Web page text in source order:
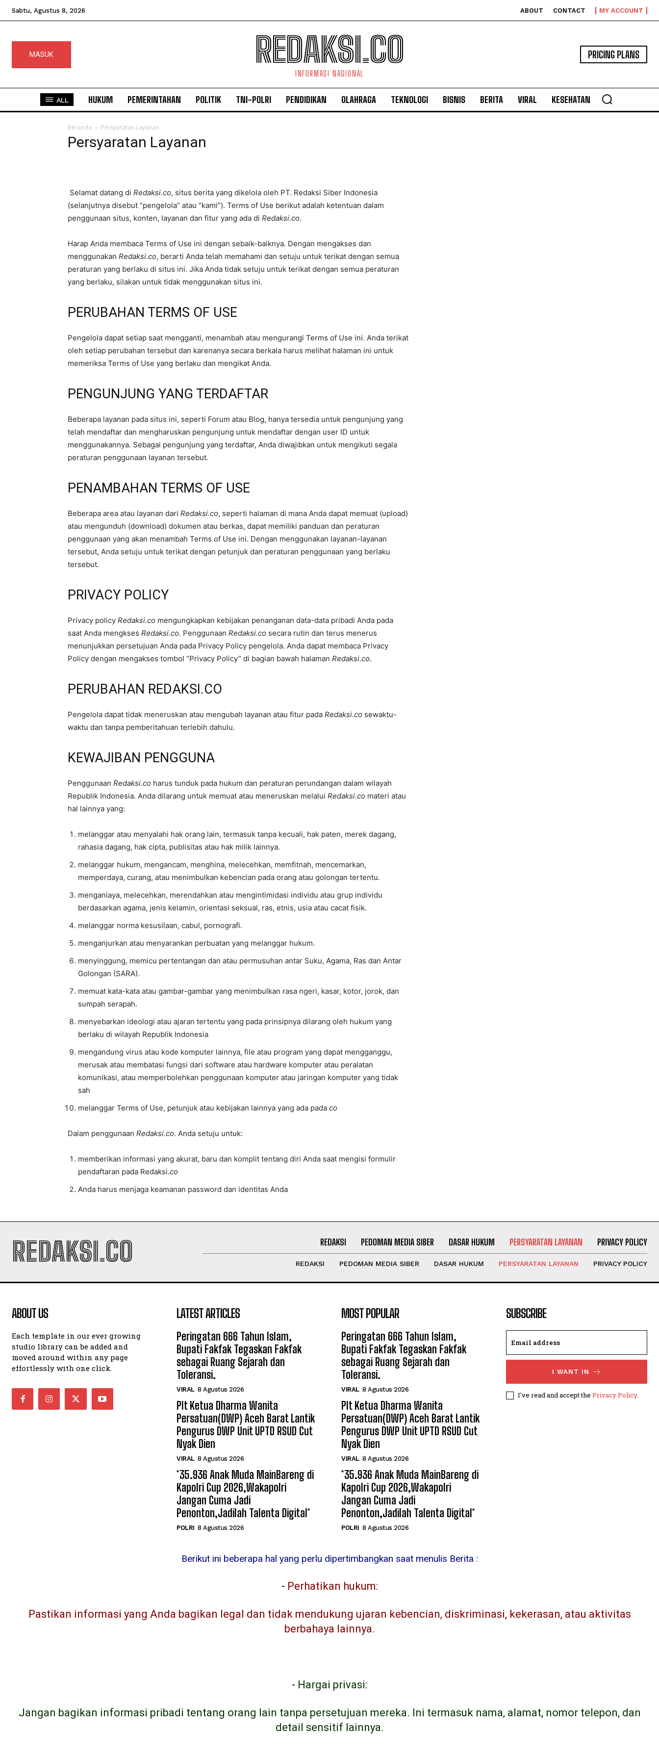
Sabtu, Agustus 8, 2026 ABOUT CONTACT MY ACCOUNT
MASUK REDAKSI.CO
INFORMASI NASIONAL
PRICING PLANS
ALL HUKUM PEMERINTAHAN POLITIK TNI-POLRI PENDIDIKAN OLAHRAGA TEKNOLOGI BISNIS BERITA VIRAL KESEHATAN
Beranda Persyaratan Layanan
Persyaratan Layanan
Selamat datang di Redaksi.co, situs berita yang dikelola oleh PT. Redaksi Siber Indonesia
(selanjutnya disebut “pengelola” atau “kami”). Terms of Use berikut adalah ketentuan dalam
penggunaan situs, konten, layanan dan fitur yang ada di Redaksi.co.
Harap Anda membaca Terms of Use ini dengan sebaik-baiknya. Dengan mengakses dan
menggunakan Redaksi.co, berarti Anda telah memahami dan setuju untuk terikat dengan semua
peraturan yang berlaku di situs ini. Jika Anda tidak setuju untuk terikat dengan semua peraturan
yang berlaku, silakan untuk tidak menggunakan situs ini.
PERUBAHAN TERMS OF USE
Pengelola dapat setiap saat mengganti, menambah atau mengurangi Terms of Use ini. Anda terikat
oleh setiap perubahan tersebut dan karenanya secara berkala harus melihat halaman ini untuk
memeriksa Terms of Use yang berlaku dan mengikat Anda.
PENGUNJUNG YANG TERDAFTAR
Beberapa layanan pada situs ini, seperti Forum atau Blog, hanya tersedia untuk pengunjung yang
telah mendaftar dan mengharuskan pengunjung untuk mendaftar dengan user ID untuk
menggunakannya. Sebagai pengunjung yang terdaftar, Anda diwajibkan untuk mengikuti segala
peraturan penggunaan layanan tersebut.
PENAMBAHAN TERMS OF USE
Beberapa area atau layanan dari Redaksi.co, seperti halaman di mana Anda dapat memuat (upload)
atau mengunduh (download) dokumen atau berkas, dapat memiliki panduan dan peraturan
penggunaan yang akan menambah Terms of Use ini. Dengan menggunakan layanan-layanan
tersebut, Anda setuju untuk terikat dengan petunjuk dan peraturan penggunaan yang berlaku
tersebut.
PRIVACY POLICY
Privacy policy Redaksi.co mengungkapkan kebijakan penanganan data-data pribadi Anda pada
saat Anda mengkses Redaksi.co. Penggunaan Redaksi.co secara rutin dan terus menerus
menunjukkan persetujuan Anda pada Privacy Policy pengelola. Anda dapat membaca Privacy
Policy dengan mengakses tombol “Privacy Policy” di bagian bawah halaman Redaksi.co.
PERUBAHAN REDAKSI.CO
Pengelola dapat tidak meneruskan atau mengubah layanan atau fitur pada Redaksi.co sewaktu-
waktu dan tanpa pemberitahuan terlebih dahulu.
KEWAJIBAN PENGGUNA
Penggunaan Redaksi.co harus tunduk pada hukum dan peraturan perundangan dalam wilayah
Republik Indonesia. Anda dilarang untuk memuat atau meneruskan melalui Redaksi.co materi atau
hal lainnya yang:
melanggar atau menyalahi hak orang lain, termasuk tanpa kecuali, hak paten, merek dagang,
rahasia dagang, hak cipta, publisitas atau hak milik lainnya.
melanggar hukum, mengancam, menghina, melecehkan, memfitnah, mencemarkan,
memperdaya, curang, atau menimbulkan kebencian pada orang atau golongan tertentu.
menganiaya, melecehkan, merendahkan atau mengintimidasi individu atau grup individu
berdasarkan agama, jenis kelamin, orientasi seksual, ras, etnis, usia atau cacat fisik.
melanggar norma kesusilaan, cabul, pornografi.
menganjurkan atau menyarankan perbuatan yang melanggar hukum.
menyinggung, memicu pertentangan dan atau permusuhan antar Suku, Agama, Ras dan Antar
Golongan (SARA).
memuat kata-kata atau gambar-gambar yang menimbulkan rasa ngeri, kasar, kotor, jorok, dan
sumpah serapah.
menyebarkan ideologi atau ajaran tertentu yang pada prinsipnya dilarang oleh hukum yang
berlaku di wilayah Republik Indonesia
mengandung virus atau kode komputer lainnya, file atau program yang dapat mengganggu,
merusak atau membatasi fungsi dari software atau hardware komputer atau peralatan
komunikasi, atau memperbolehkan penggunaan komputer atau jaringan komputer yang tidak
sah
melanggar Terms of Use, petunjuk atau kebijakan lainnya yang ada pada co
Dalam penggunaan Redaksi.co. Anda setuju untuk:
memberikan informasi yang akurat, baru dan komplit tentang diri Anda saat mengisi formulir
pendaftaran pada Redaksi.co
Anda harus menjaga keamanan password dan identitas Anda
REDAKSI.CO REDAKSI PEDOMAN MEDIA SIBER DASAR HUKUM PERSYARATAN LAYANAN PRIVACY POLICY
REDAKSI PEDOMAN MEDIA SIBER DASAR HUKUM PERSYARATAN LAYANAN PRIVACY POLICY
ABOUT US
Each template in our ever growing
studio library can be added and
moved around within any page
effortlessly with one click.
LATEST ARTICLES
Peringatan 666 Tahun Islam,
Bupati Fakfak Tegaskan Fakfak
sebagai Ruang Sejarah dan
Toleransi.
VIRAL 8 Agustus 2026
Plt Ketua Dharma Wanita
Persatuan(DWP) Aceh Barat Lantik
Pengurus DWP Unit UPTD RSUD Cut
Nyak Dien
VIRAL 8 Agustus 2026
*35.936 Anak Muda MainBareng di
Kapolri Cup 2026,Wakapolri
Jangan Cuma Jadi
Penonton,Jadilah Talenta Digital*
POLRI 8 Agustus 2026
MOST POPULAR
Peringatan 666 Tahun Islam,
Bupati Fakfak Tegaskan Fakfak
sebagai Ruang Sejarah dan
Toleransi.
VIRAL 8 Agustus 2026
Plt Ketua Dharma Wanita
Persatuan(DWP) Aceh Barat Lantik
Pengurus DWP Unit UPTD RSUD Cut
Nyak Dien
VIRAL 8 Agustus 2026
*35.936 Anak Muda MainBareng di
Kapolri Cup 2026,Wakapolri
Jangan Cuma Jadi
Penonton,Jadilah Talenta Digital*
POLRI 8 Agustus 2026
SUBSCRIBE
I WANT IN
I've read and accept the Privacy Policy.
Berikut ini beberapa hal yang perlu dipertimbangkan saat menulis Berita :
- Perhatikan hukum:
Pastikan informasi yang Anda bagikan legal dan tidak mendukung ujaran kebencian, diskriminasi, kekerasan, atau aktivitas
berbahaya lainnya.
- Hargai privasi:
Jangan bagikan informasi pribadi tentang orang lain tanpa persetujuan mereka. Ini termasuk nama, alamat, nomor telepon, dan
detail sensitif lainnya.